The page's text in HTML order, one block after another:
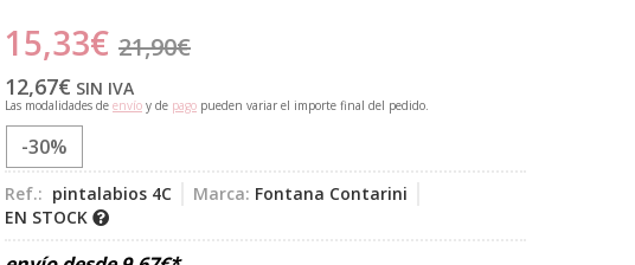
15,33€ 21,90€
12,67€ SIN IVA
Las modalidades de envío y de pago pueden variar el importe final del pedido.
-30%
Ref.: pintalabios 4C Marca: Fontana Contarini
EN STOCK